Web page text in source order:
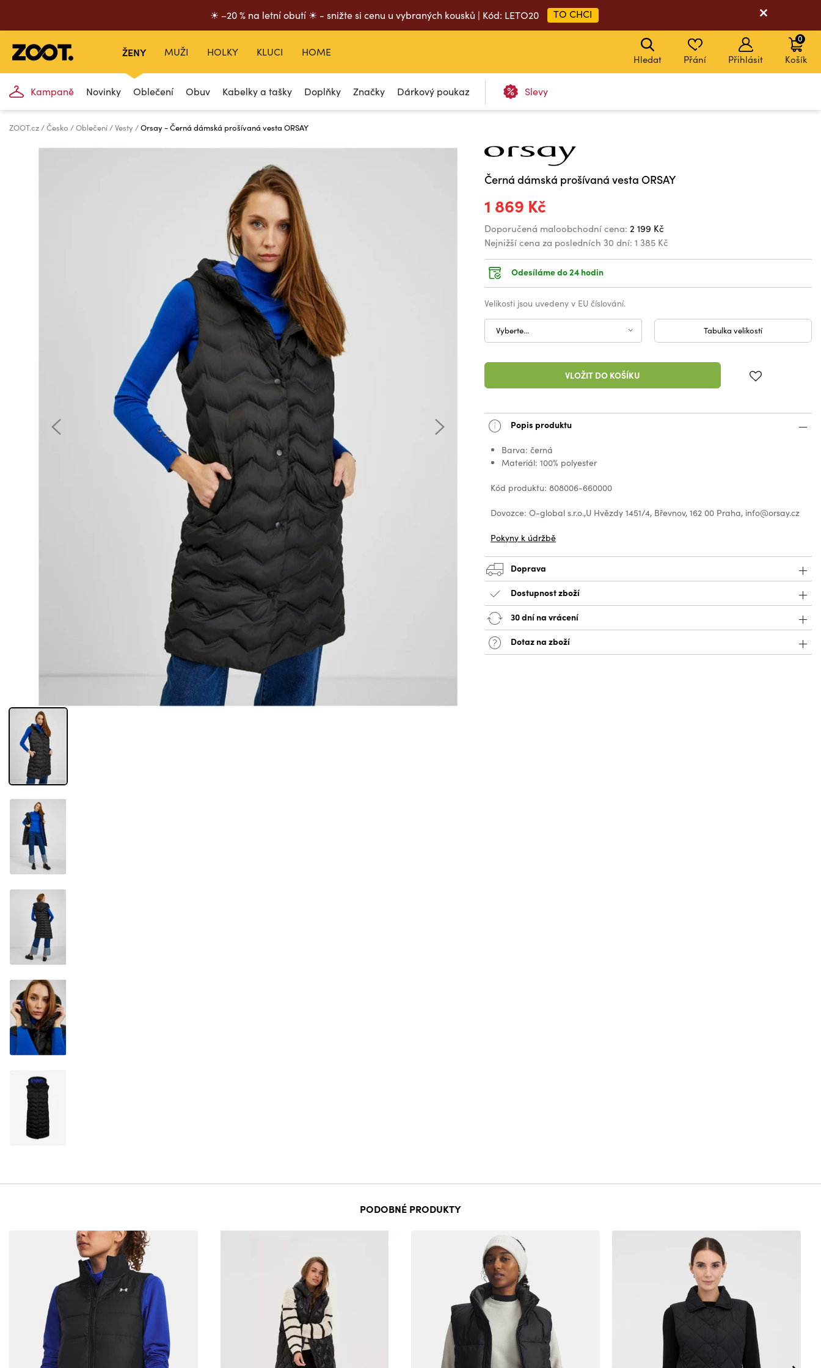
☀ –20 % na letní obutí ☀ - snižte si cenu u vybraných kousků | Kód: LETO20 TO CHCI
ŽENY
Kampaně Novinky Oblečení Obuv Kabelky a tašky Doplňky Značky Dárkový poukaz Slevy
MUŽI HOLKY KLUCI HOME
Hledat Přání Přihlásit Košík
0
ZOOT.cz Česko Oblečení Vesty Orsay - Černá dámská prošívaná vesta ORSAY
Černá dámská prošívaná vesta ORSAY
1 869 Kč
Doporučená maloobchodní cena: 2 199 Kč
Nejnižší cena za posledních 30 dní: 1 385 Kč
Odesíláme do 24 hodin
Velikosti jsou uvedeny v EU číslování.
Vyberte... Tabulka velikostí
VLOŽIT DO KOŠÍKU
Popis produktu
Barva: černá
Materiál: 100% polyester
Kód produktu: 808006-660000
Dovozce: O-global s.r.o.,U Hvězdy 1451/4, Břevnov, 162 00 Praha, info@orsay.cz
Pokyny k údržbě
Doprava
Dostupnost zboží
30 dní na vrácení
Dotaz na zboží
PODOBNÉ PRODUKTY